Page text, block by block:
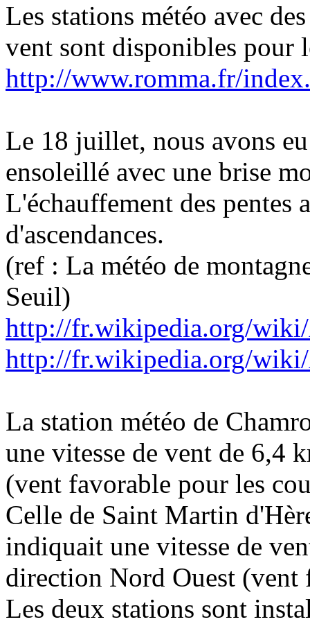
Les stations météo avec
vent sont disponibles pour
http://www.romma.fr/
Le 18 juillet, nous avons
ensoleillé avec une brise
L'échauffement des
d'ascendances.
(ref : La météo de
Seuil)
http://fr.wikipedia.org/wiki/
http://fr.wikipedia.org/wiki/
La station météo de
une vitesse de vent de 6,4
(vent favorable pour les
Celle de Saint Martin
indiquait une vitesse de
direction Nord Ouest (vent
Les deux stations sont